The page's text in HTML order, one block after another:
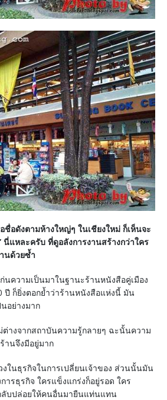
อดังตามห้างใหญ่ๆ ในเชียงใหม่ ก็เห็นจะ
นี่แหละครับ ที่ดูอลังการงานสร้างกว่าใคร
นด้วยซ้ำ
นความเป็นมาในฐานะร้านหนังสือคู่เมือง
ปี ก็ยิ่งตอกย้ำว่าร้านหนังสือแห่งนี้ มัน
อย่างมาก
างจากสถาบันความรู้กลายๆ ฉะนั้นความ
านจึงมีอยู่มาก
ในธุรกิจในการเปลี่ยนเจ้าของ ส่วนนั้นมัน
ารธุรกิจ ใครแข็งแกร่งก็อยู่รอด ใคร
ลับปล่อยให้คนอื่นมายืนแท่นแทน